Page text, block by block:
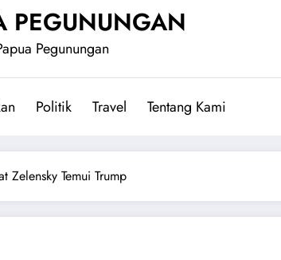
PEGUNUNGAN
Pegunungan
Politik Travel Tentang Kami
Zelensky Temui Trump